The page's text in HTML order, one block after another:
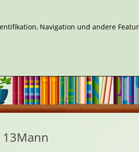
13Mann
Navigation und andere